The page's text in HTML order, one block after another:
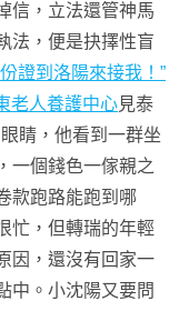
信，立法還管神馬
法，便是抉擇性盲
證到洛陽來接我！”
老人養護中心見泰
睛，他看到一群坐
一個錢色一傢親之
款跑路能跑到哪
忙，但轉瑞的年輕
因，還沒有回家一
中。小沈陽又要問